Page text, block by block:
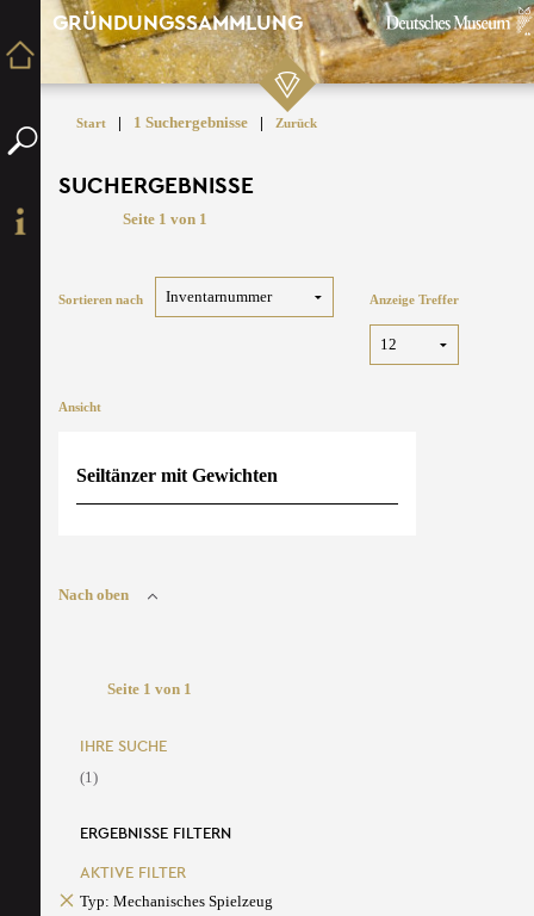
GRÜNDUNGSSAMMLUNG
Start | 1 Suchergebnisse | Zurück
SUCHERGEBNISSE
Seite 1 von 1
Sortieren nach Anzeige Treffer
Ansicht
Seiltänzer mit Gewichten
Nach oben
Seite 1 von 1
IHRE SUCHE
(1)
ERGEBNISSE FILTERN
AKTIVE FILTER
Typ: Mechanisches Spielzeug